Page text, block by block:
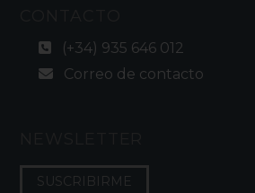
(+34) 935 646 012
Correo de contacto
SUSCRIBIRME